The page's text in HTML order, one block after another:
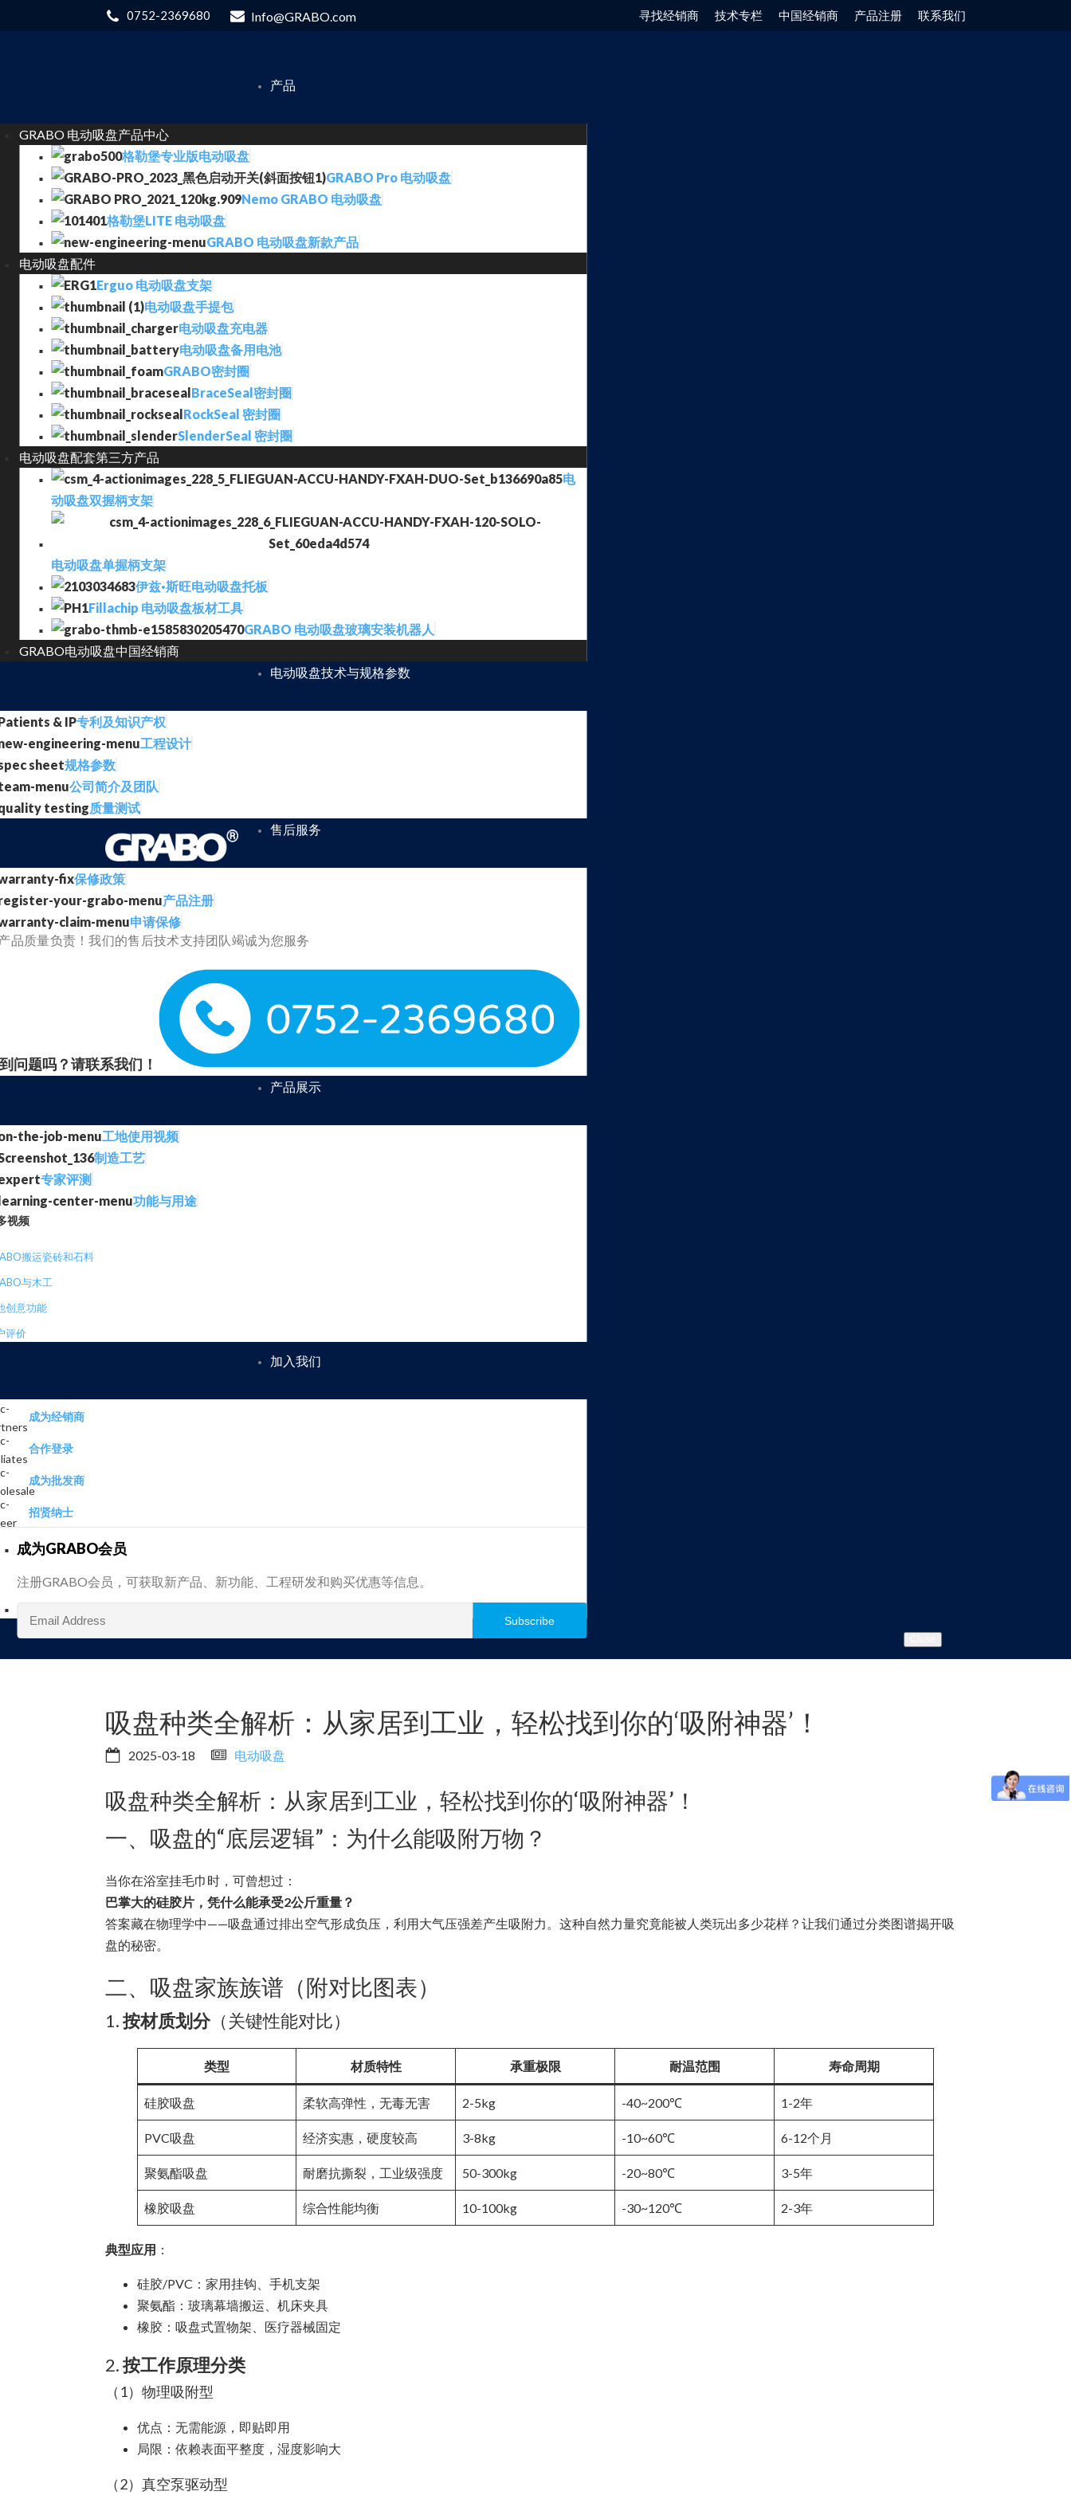
0752-2369680 Info@GRABO.com 寻找经销商 技术专栏 中国经销商 产品注册 联系我们
产品
GRABO 电动吸盘产品中心
格勒堡专业版电动吸盘
GRABO Pro 电动吸盘
Nemo GRABO 电动吸盘
格勒堡LITE 电动吸盘
GRABO 电动吸盘新款产品
电动吸盘配件
Erguo 电动吸盘支架
电动吸盘手提包
电动吸盘充电器
电动吸盘备用电池
GRABO密封圈
BraceSeal密封圈
RockSeal 密封圈
SlenderSeal 密封圈
电动吸盘配套第三方产品
电
动吸盘双握柄支架
电动吸盘单握柄支架
伊兹·斯旺电动吸盘托板
Fillachip 电动吸盘板材工具
GRABO 电动吸盘玻璃安装机器人
GRABO电动吸盘中国经销商
电动吸盘技术与规格参数
专利及知识产权
工程设计
规格参数
公司简介及团队
质量测试
售后服务
保修政策
产品注册
申请保修
品质量负责！我们的售后技术支持团队竭诚为您服务
问题吗？请联系我们！
产品展示
工地使用视频
制造工艺
专家评测
功能与用途
视频
搬运瓷砖和石料
与木工
创意功能
评价
加入我们
成为经销商
合作登录
成为批发商
招贤纳士
成为GRABO会员
注册GRABO会员，可获取新产品、新功能、工程研发和购买优惠等信息。
吸盘种类全解析：从家居到工业，轻松找到你的‘吸附神器’！
2025-03-18 电动吸盘
吸盘种类全解析：从家居到工业，轻松找到你的‘吸附神器’！
一、吸盘的“底层逻辑”：为什么能吸附万物？
当你在浴室挂毛巾时，可曾想过：
巴掌大的硅胶片，凭什么能承受2公斤重量？
答案藏在物理学中——吸盘通过排出空气形成负压，利用大气压强差产生吸附力。这种自然力量究竟能被人类玩出多少花样？让我们通过分类图谱揭开吸
盘的秘密。
二、吸盘家族族谱（附对比图表）
1.按材质划分（关键性能对比）
类型 材质特性 承重极限 耐温范围 寿命周期
硅胶吸盘 柔软高弹性，无毒无害 2-5kg -40~200℃ 1-2年
PVC吸盘 经济实惠，硬度较高 3-8kg -10~60℃ 6-12个月
聚氨酯吸盘 耐磨抗撕裂，工业级强度 50-300kg -20~80℃ 3-5年
橡胶吸盘 综合性能均衡 10-100kg -30~120℃ 2-3年
典型应用 ：
硅胶/PVC：家用挂钩、手机支架
聚氨酯：玻璃幕墙搬运、机床夹具
橡胶：吸盘式置物架、医疗器械固定
2.按工作原理分类
（1）物理吸附型
优点：无需能源，即贴即用
局限：依赖表面平整度，湿度影响大
（2）真空泵驱动型